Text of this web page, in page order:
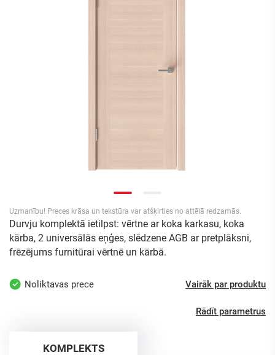
Uzmanību! Preces krāsa un tekstūra var atšķirties no attēlā redzamās.
Durvju komplektā ietilpst: vērtne ar koka karkasu, koka
kārba, 2 universālās eņģes, slēdzene AGB ar pretplāksni,
frēzējums furnitūrai vērtnē un kārbā.
Noliktavas prece Vairāk par produktu
Rādīt parametrus
KOMPLEKTS